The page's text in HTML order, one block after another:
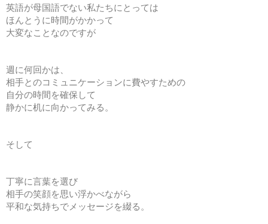
英語が母国語でない私たちにとっては
ほんとうに時間がかかって
大変なことなのですが
週に何回かは、
相手とのコミュニケーションに費やすための
自分の時間を確保して
静かに机に向かってみる。
そして
丁寧に言葉を選び
相手の笑顔を思い浮かべながら
平和な気持ちでメッセージを綴る。